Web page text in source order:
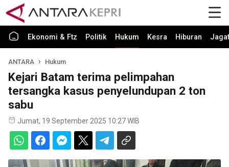
Ekonomi & Ftz Politik Hukum Kesra Hiburan Jagat
ANTARA Hukum
Kejari Batam terima pelimpahan
tersangka kasus penyelundupan 2 ton
sabu
Jumat, 19 September 2025 10:27 WIB